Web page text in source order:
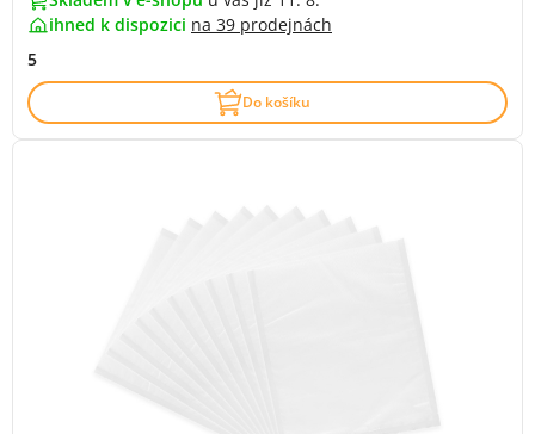
ihned k dispozici na 39 prodejnách
5
Do košíku